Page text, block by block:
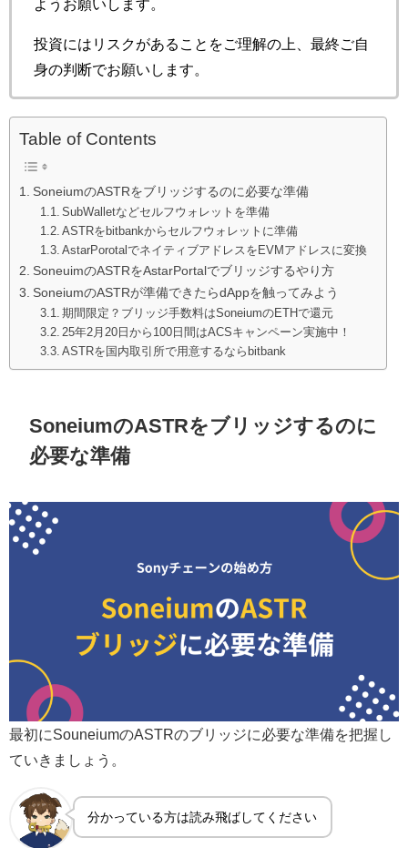
ようお願いします。
投資にはリスクがあることをご理解の上、最終ご自
身の判断でお願いします。
Table of Contents
SoneiumのASTRをブリッジするのに必要な準備
SubWalletなどセルフウォレットを準備
ASTRをbitbankからセルフウォレットに準備
AstarPorotalでネイティブアドレスをEVMアドレスに変換
SoneuimのASTRをAstarPortalでブリッジするやり方
SoneiumのASTRが準備できたらdAppを触ってみよう
期間限定？ブリッジ手数料はSoneiumのETHで還元
25年2月20日から100日間はACSキャンペーン実施中！
ASTRを国内取引所で用意するならbitbank
SoneiumのASTRをブリッジするのに
必要な準備
最初にSouneiumのASTRのブリッジに必要な準備を把握し
ていきましょう。
分かっている方は読み飛ばしてください